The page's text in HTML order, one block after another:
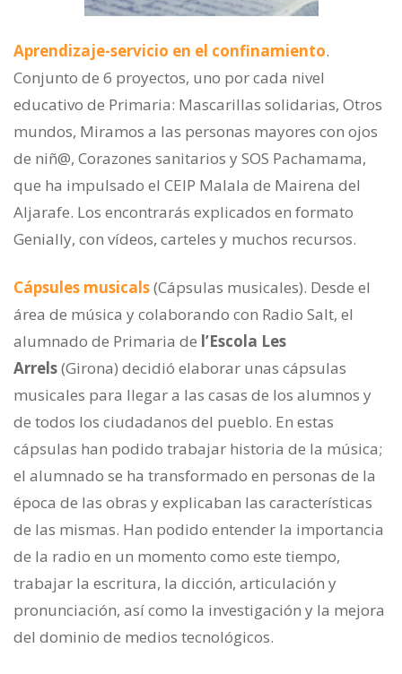
Aprendizaje-servicio en el confinamiento.
Conjunto de 6 proyectos, uno por cada nivel
educativo de Primaria: Mascarillas solidarias, Otros
mundos, Miramos a las personas mayores con ojos
de niñ@, Corazones sanitarios y SOS Pachamama,
que ha impulsado el CEIP Malala de Mairena del
Aljarafe. Los encontrarás explicados en formato
Genially, con vídeos, carteles y muchos recursos.
Cápsules musicals(Cápsulas musicales). Desde el
área de música y colaborando con Radio Salt, el
alumnado de Primaria de l’Escola Les
Arrels(Girona) decidió elaborar unas cápsulas
musicales para llegar a las casas de los alumnos y
de todos los ciudadanos del pueblo. En estas
cápsulas han podido trabajar historia de la música;
el alumnado se ha transformado en personas de la
época de las obras y explicaban las características
de las mismas. Han podido entender la importancia
de la radio en un momento como este tiempo,
trabajar la escritura, la dicción, articulación y
pronunciación, así como la investigación y la mejora
del dominio de medios tecnológicos.